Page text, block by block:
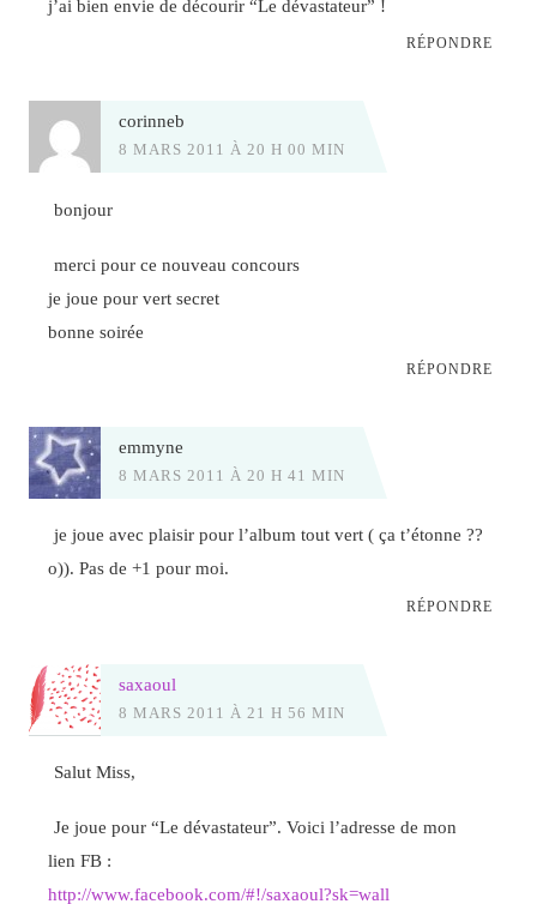
j’ai bien envie de décourir “Le dévastateur” !
RÉPONDRE
corinneb
8 MARS 2011 À 20 H 00 MIN
bonjour
merci pour ce nouveau concours
je joue pour vert secret
bonne soirée
RÉPONDRE
emmyne
8 MARS 2011 À 20 H 41 MIN
je joue avec plaisir pour l’album tout vert ( ça t’étonne ??
o)). Pas de +1 pour moi.
RÉPONDRE
saxaoul
8 MARS 2011 À 21 H 56 MIN
Salut Miss,
Je joue pour “Le dévastateur”. Voici l’adresse de mon
lien FB :
http://www.facebook.com/#!/saxaoul?sk=wall